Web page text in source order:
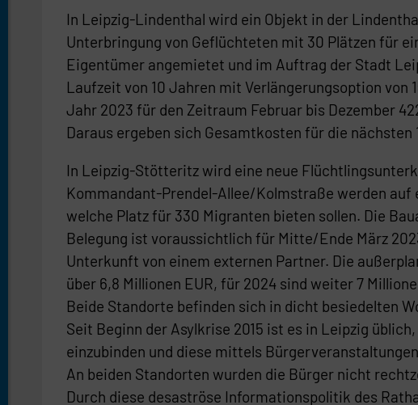
In Leipzig-Lindenthal wird ein Objekt in der
Unterbringung von Geflüchteten mit 30 Plätzen für
Eigentümer angemietet und im Auftrag der Stadt
Laufzeit von 10 Jahren mit Verlängerungsoption von
Jahr 2023 für den Zeitraum Februar bis Dezember
Daraus ergeben sich Gesamtkosten für die nächsten
In Leipzig-Stötteritz wird eine neue
Kommandant-Prendel-Allee/Kolmstraße werden
welche Platz für 330 Migranten bieten sollen. Die
Belegung ist voraussichtlich für Mitte/Ende März
Unterkunft von einem externen Partner. Die
über 6,8 Millionen EUR, für 2024 sind weiter 7
Beide Standorte befinden sich in dicht besiedelten
Seit Beginn der Asylkrise 2015 ist es in Leipzig
einzubinden und diese mittels
An beiden Standorten wurden die Bürger nicht
Durch diese desaströse Informationspolitik des